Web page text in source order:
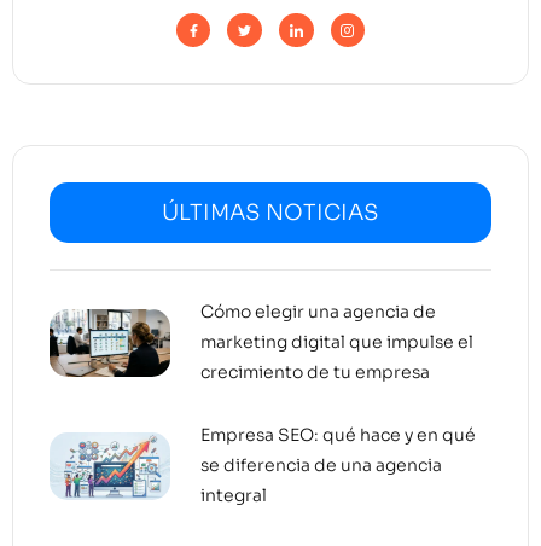
ÚLTIMAS NOTICIAS
Cómo elegir una agencia de
marketing digital que impulse el
crecimiento de tu empresa
Empresa SEO: qué hace y en qué
se diferencia de una agencia
integral